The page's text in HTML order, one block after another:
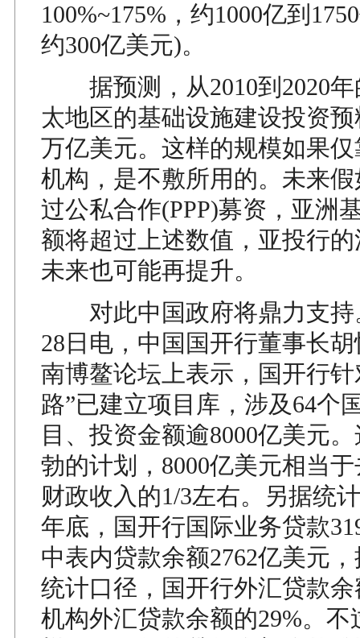
100%~175%，约1000亿到
约300亿美元)。
据预测，从2010到2020年
太地区的基础设施建设投资
万亿美元。这样的规模如果
机构，是不敷所用的。未来
过公私合作(PPP)募资，亚洲
额将超过上述数值，亚投行
未来也可能再提升。
对此中国政府将鼎力支持
28日电，中国国开行董事长
南博鳌论坛上表示，国开行针
路”已建立项目库，涉及64个
目、投资金额逾8000亿美元
勃的计划，8000亿美元相当
财政收入的1/3左右。另据统
年底，国开行国际业务贷款
中表内贷款余额2762亿美元
统计口径，国开行外汇贷款
机构外汇贷款余额的29%。不